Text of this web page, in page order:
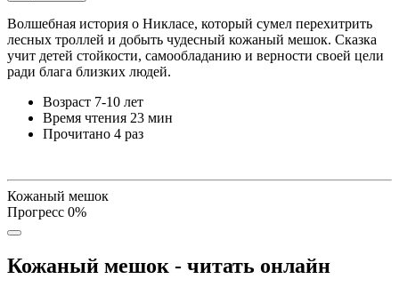
Волшебная история о Никласе, который сумел перехитрить
лесных троллей и добыть чудесный кожаный мешок. Сказка
учит детей стойкости, самообладанию и верности своей цели
ради блага близких людей.
Возраст 7-10 лет
Время чтения 23 мин
Прочитано 4 раз
Кожаный мешок
Прогресс 0%
Кожаный мешок - читать онлайн